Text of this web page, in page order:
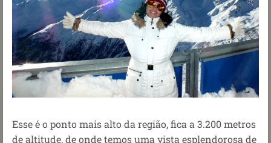
Esse é o ponto mais alto da região, fica a 3.200 metros
de altitude, de onde temos uma vista esplendorosa de